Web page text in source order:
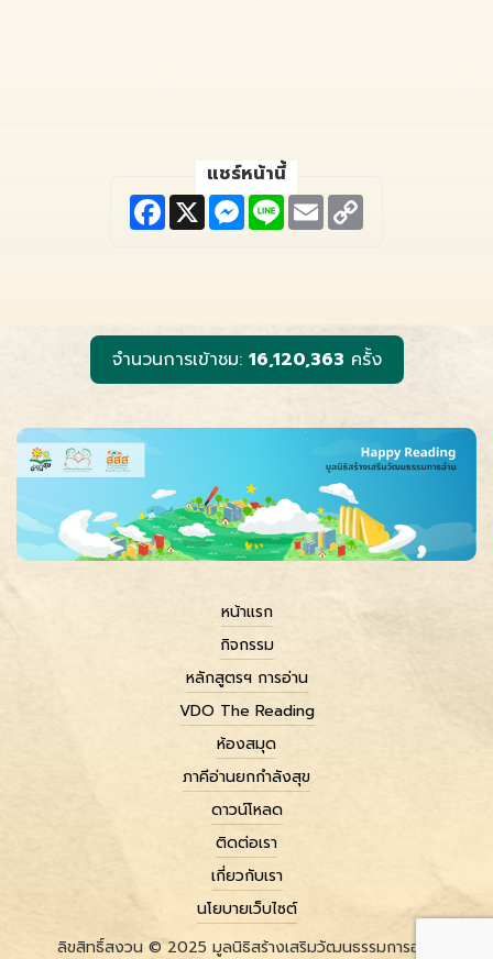
แชร์หน้านี้
F
a
c
X M
e
s
r
L
n
E
m
a
k
จำนวนการเข้าชม: 16,120,363 ครั้ง
หน้าแรก
กิจกรรม
หลักสูตรฯ การอ่าน
VDO The Reading
ห้องสมุด
ภาคีอ่านยกกำลังสุข
ดาวน์โหลด
ติดต่อเรา
เกี่ยวกับเรา
นโยบายเว็บไซต์
ลิขสิทธิ์สงวน © 2025 มูลนิธิสร้างเสริมวัฒนธรรมการอ่าน